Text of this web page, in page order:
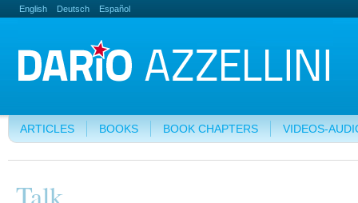
English Deutsch Español
ARTICLES BOOKS BOOK CHAPTERS VIDEOS-